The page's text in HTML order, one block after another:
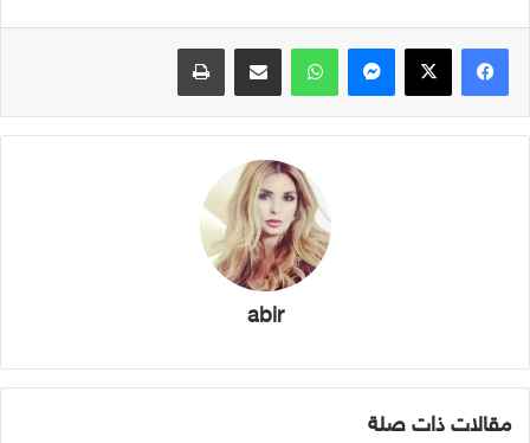
فيسبوك X ماسنجر واتساب مشاركة عبر البريد طباعة
abir
مقالات ذات صلة